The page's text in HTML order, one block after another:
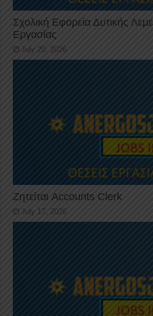
Σχολική Εφορεία Δυτικής
Εργασίας
July 20, 2026
Ζητείται Accounts Clerk
July 17, 2026